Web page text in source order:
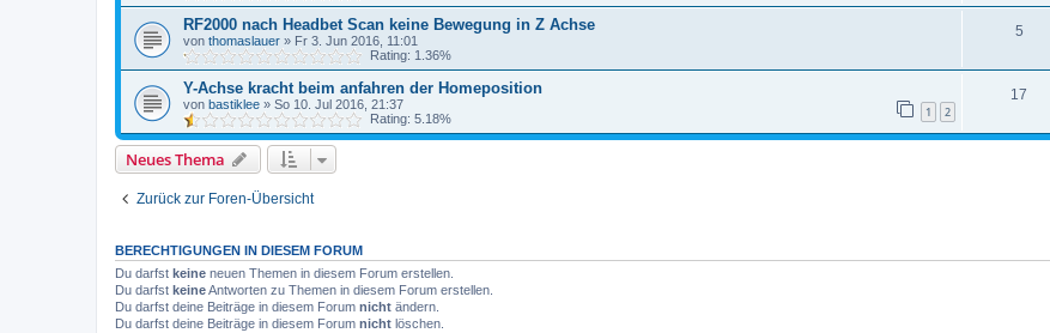
RF2000 nach Headbet Scan keine Bewegung in Z Achse
von thomaslauer » Fr 3. Jun 2016, 11:01
Rating: 1.36%
5
Y-Achse kracht beim anfahren der Homeposition
von bastiklee » So 10. Jul 2016, 21:37 1 2
Rating: 5.18%
17
Neues Thema
Zurück zur Foren-Übersicht
BERECHTIGUNGEN IN DIESEM FORUM
Du darfst keine neuen Themen in diesem Forum erstellen.
Du darfst keineAntworten zu Themen in diesem Forum erstellen.
Du darfst deine Beiträge in diesem Forum nicht ändern.
Du darfst deine Beiträge in diesem Forum nicht löschen.